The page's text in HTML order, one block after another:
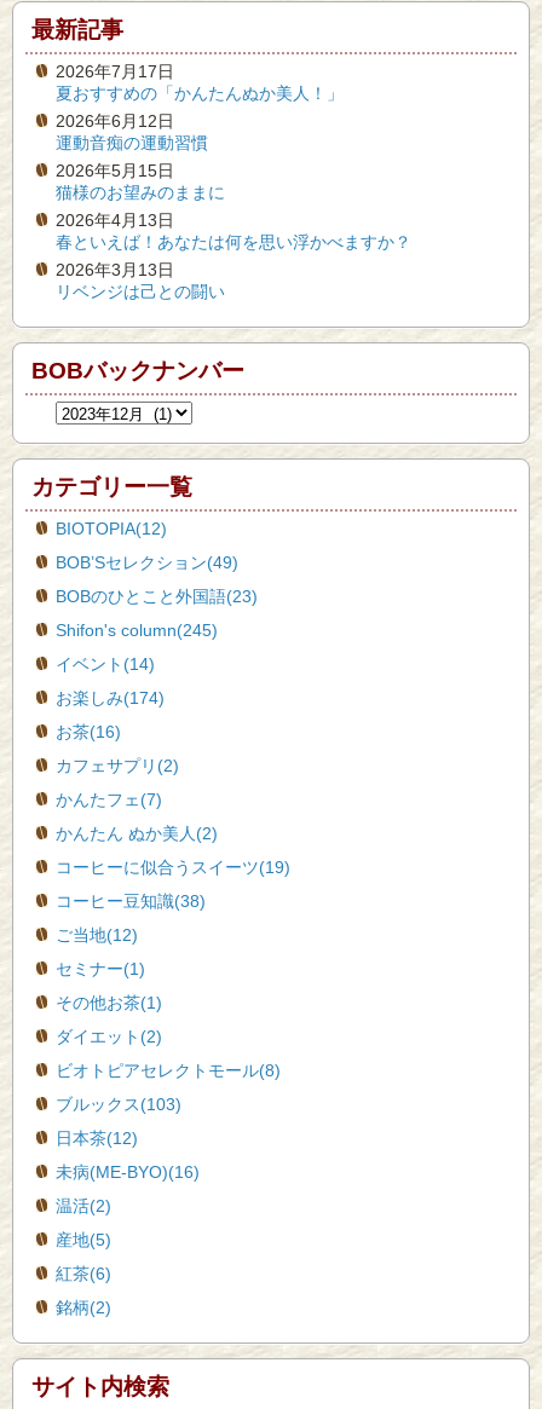
最新記事
2026年7月17日
夏おすすめの「かんたんぬか美人！」
2026年6月12日
運動音痴の運動習慣
2026年5月15日
猫様のお望みのままに
2026年4月13日
春といえば！あなたは何を思い浮かべますか？
2026年3月13日
リベンジは己との闘い
BOBバックナンバー
カテゴリー一覧
BIOTOPIA(12)
BOB’Sセレクション(49)
BOBのひとこと外国語(23)
Shifon's column(245)
イベント(14)
お楽しみ(174)
お茶(16)
カフェサプリ(2)
かんたフェ(7)
かんたん ぬか美人(2)
コーヒーに似合うスイーツ(19)
コーヒー豆知識(38)
ご当地(12)
セミナー(1)
その他お茶(1)
ダイエット(2)
ビオトピアセレクトモール(8)
ブルックス(103)
日本茶(12)
未病(ME-BYO)(16)
温活(2)
産地(5)
紅茶(6)
銘柄(2)
サイト内検索